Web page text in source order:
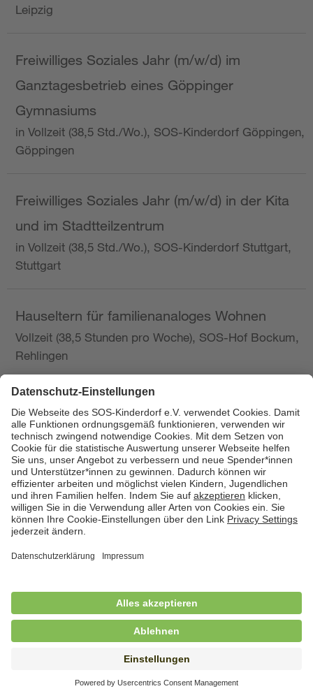
Leipzig
Freiwilliges Soziales Jahr (m/w/d) im
Ganztagesbetrieb eines Göppinger
Gymnasiums
in Vollzeit (38,5 Std./Wo.), SOS-Kinderdorf Göppingen,
Göppingen
Freiwilliges Soziales Jahr (m/w/d) in der Kita
und im Stadtteilzentrum
in Vollzeit (38,5 Std./Wo.), SOS-Kinderdorf Stuttgart,
Stuttgart
Hauseltern für familienanaloges Wohnen
Vollzeit (38,5 Stunden pro Woche), SOS-Hof Bockum,
Rehlingen
Hauswirtschafterin / Köchin (m/w/d) als
Ausbilderin (m/w/d) im Bereich
Nahrungszubereitung
in Vollzeit (38,5 Std./Wo.), SOS-Kinderdorf
Saarbrücken, Saarbrücken
Hauswirtschaftskraft (m/w/d)
in unbefristeter Anstellung, Teilzeit (25 Std./Wo.), SOS-